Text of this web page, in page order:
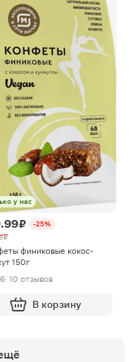
у нас
₽
-25%
₽
финиковые кокос-
150г
· 10 отзывов
В корзину